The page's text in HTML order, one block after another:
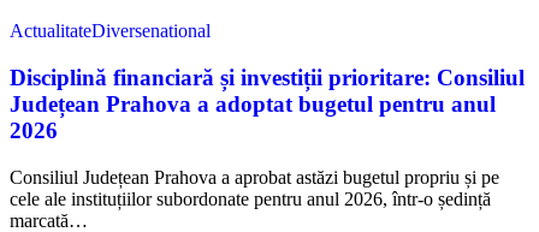
ActualitateDiversenational
Disciplină financiară și investiții prioritare: Consiliul
Județean Prahova a adoptat bugetul pentru anul
2026
Consiliul Județean Prahova a aprobat astăzi bugetul propriu și pe
cele ale instituțiilor subordonate pentru anul 2026, într-o ședință
marcată…